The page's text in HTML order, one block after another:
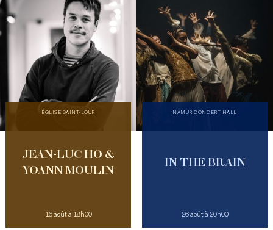
ÉGLISE SAINT-LOUP
JEAN-LUC HO &
YOANN MOULIN
16 août à 18h00
NAMUR CONCERT HALL
IN THE BRAIN
26 août à 20h00